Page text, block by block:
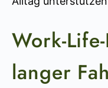
Work-
langer